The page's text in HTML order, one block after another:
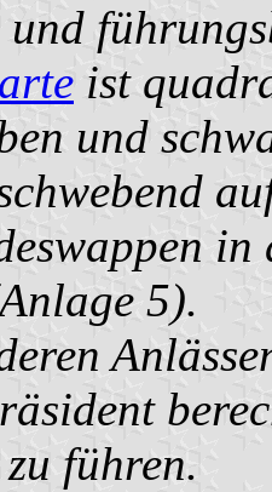
ist
und
5).
führen.